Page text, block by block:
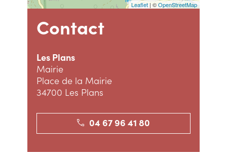
Leaflet| ©OpenStreetMap
Contact
Les Plans
Mairie
Place de la Mairie
34700 Les Plans
04 67 96 41 80